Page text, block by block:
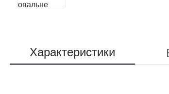
Характеристики